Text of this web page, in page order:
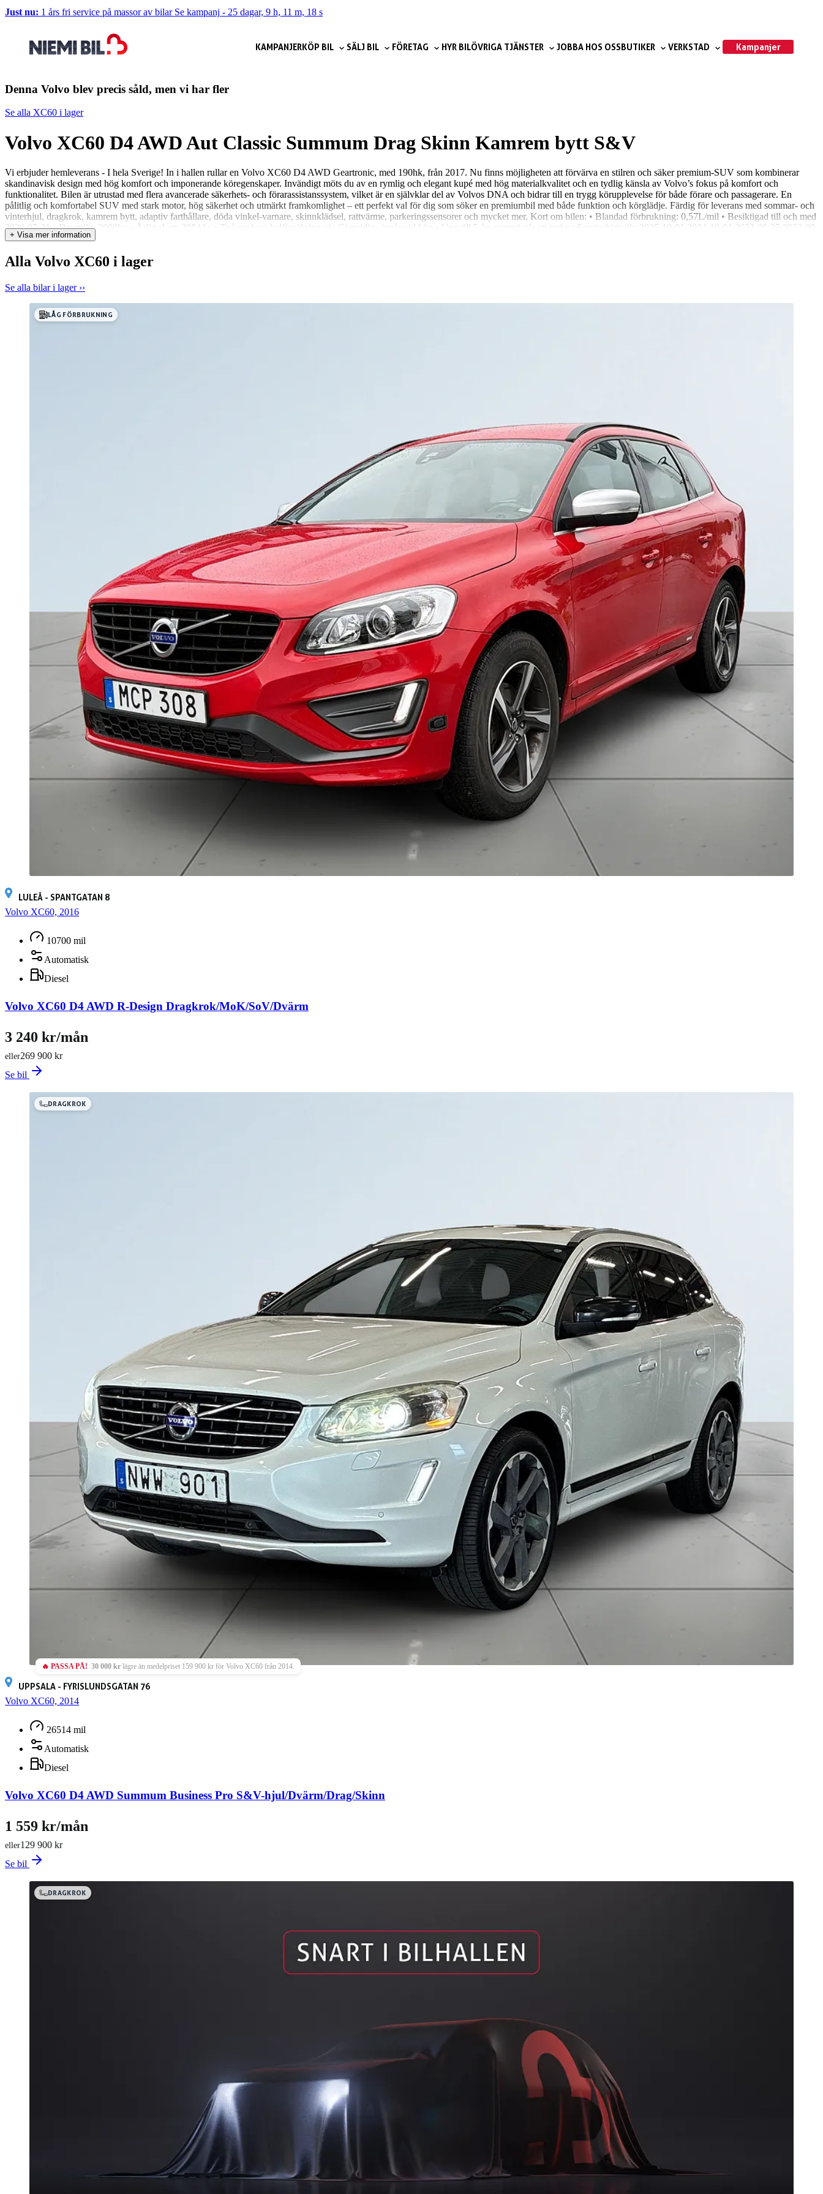
Just nu: 1 års fri service på massor av bilar Se kampanj - 25 dagar, 9 h, 11 m, 16 s
KAMPANJERKÖP BIL SÄLJ BIL FÖRETAG HYR BILÖVRIGA TJÄNSTER JOBBA HOS OSSBUTIKER VERKSTAD Kampanjer
Denna Volvo blev precis såld, men vi har fler
Se alla XC60 i lager
Volvo XC60 D4 AWD Aut Classic Summum Drag Skinn Kamrem bytt S&V
Vi erbjuder hemleverans - I hela Sverige! In i hallen rullar en Volvo XC60 D4 AWD Geartronic, med 190hk, från 2017. Nu finns möjligheten att förvärva en stilren och säker premium-SUV som kombinerar
skandinavisk design med hög komfort och imponerande köregenskaper. Invändigt möts du av en rymlig och elegant kupé med hög materialkvalitet och en tydlig känsla av Volvo’s fokus på komfort och
funktionalitet. Bilen är utrustad med flera avancerade säkerhets- och förarassistanssystem, vilket är en självklar del av Volvos DNA och bidrar till en trygg körupplevelse för både förare och passagerare. En
pålitlig och komfortabel SUV med stark motor, hög säkerhet och utmärkt framkomlighet – ett perfekt val för dig som söker en premiumbil med både funktion och körglädje. Färdig för leverans med sommar- och
vinterhjul, dragkrok, kamrem bytt, adaptiv farthållare, döda vinkel-varnare, skinnklädsel, rattvärme, parkeringssensorer och mycket mer. Kort om bilen: • Blandad förbrukning: 0,57L/mil • Besiktigad till och med
2026-07-31 • Dragvikt: 2000kg • Årlig skatt: 3084 kr • Två veckors helförsäkring via Gjensidige ingår vid köp • Upp till 5 års garanti går att teckna Servicehistorik: 2025-10-01 2024-10-01 2023-09-25 2022-09-
30 2021-10-21 2020-10-14 2019-10-14 Vill du veta mer om bilen? På niemibil.se kan du bland annat: • Räkna ut din månadskostnad • Boka en digital visning • Reservera bilen i 12 timmar Vill du ha hjälp med
extrautrustning före eller efter leverans! Vill du byta in din nuvarande bil när du köper en ny? Inga problem! Vi värderar din bil kostnadsfritt och lämnar ett prisförslag direkt – Du behöver inte ens städa eller
tvätta bilen! Niemi Bil – Sveriges största hjärta för bilar 4,8 snittbetyg på Google 4,7 snittbetyg på Trustpilot Vid intresse ring 026-16 19 00 eller maila gavle@niemibil.se Varmt välkommen till oss på
Kryddstigen 23 för en provkörning!
+ Visa mer information
Alla Volvo XC60 i lager
Se alla bilar i lager ››
LÅG FÖRBRUKNING
LULEÅ - SPANTGATAN 8
Volvo XC60, 2016
10700 mil
Automatisk
Diesel
Volvo XC60 D4 AWD R-Design Dragkrok/MoK/SoV/Dvärm
269 900 kr
eller
3 240 kr/mån
Se bil
DRAGKROK
🔥 PASSA PÅ! 30 000 kr lägre än medelpriset 159 900 kr för Volvo XC60 från 2014.
UPPSALA - FYRISLUNDSGATAN 76
Volvo XC60, 2014
26514 mil
Automatisk
Diesel
Volvo XC60 D4 AWD Summum Business Pro S&V-hjul/Dvärm/Drag/Skinn
129 900 kr
eller
1 559 kr/mån
Se bil
DRAGKROK